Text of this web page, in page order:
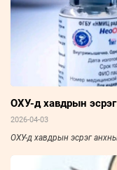
ОХУ-д хавдрын
2026-04-03
ОХУ-д хавдрын эсрэг